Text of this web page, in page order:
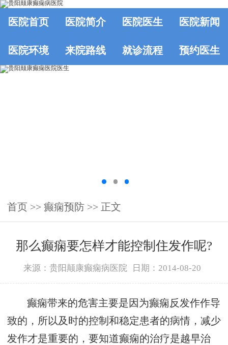
医院首页 医院简介 医院医生 医院新闻
医院环境 来院路线 就诊流程 预约医生
首页 >> 癫痫预防 >> 正文
那么癫痫要怎样才能控制住发作呢?
来源：贵阳颠康癫痫病医院 日期：2014-08-20
癫痫带来的危害主要是因为癫痫反发作作导
致的，所以及时的控制和稳定患者的病情，减少
发作才是重要的，要知道癫痫的治疗是越早治